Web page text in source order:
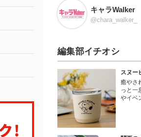
キャラWalker
@chara_walker_
編集部イチオシ
スヌー
癒やさ
っと一
やイベ